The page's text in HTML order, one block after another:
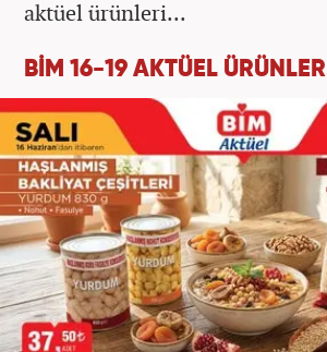
aktüel ürünleri...
BİM 16-19 AKTÜEL ÜRÜNLERİ